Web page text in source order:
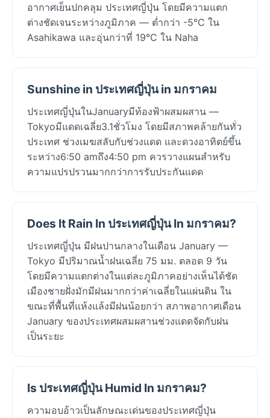
อากาศเย็นปกคลุม ประเทศญี่ปุ่น โดยมีความแตก
ต่างชัดเจนระหว่างภูมิภาค — ต่ำกว่า -5°C ใน
Asahikawa และอุ่นกว่าที่ 19°C ใน Naha
Sunshine in ประเทศญี่ปุ่น in มกราคม
ประเทศญี่ปุ่นในJanuaryมีท้องฟ้าผสมผสาน —
Tokyoมีแดดเฉลี่ย3.1ชั่วโมง โดยมีสภาพคล้ายกันทั่ว
ประเทศ ช่วงเมฆสลับกับช่วงแดด และดวงอาทิตย์ขึ้น
ระหว่าง6:50 amถึง4:50 pm ควรวางแผนสำหรับ
ความแปรปรวนมากกว่าการรับประกันแดด
Does It Rain In ประเทศญี่ปุ่น In มกราคม?
ประเทศญี่ปุ่น มีฝนปานกลางในเดือน January —
Tokyo มีปริมาณน้ำฝนเฉลี่ย 75 มม. ตลอด 9 วัน
โดยมีความแตกต่างในแต่ละภูมิภาคอย่างเห็นได้ชัด
เมืองชายฝั่งมักมีฝนมากกว่าค่าเฉลี่ยในแผ่นดิน ใน
ขณะที่พื้นที่แห้งแล้งมีฝนน้อยกว่า สภาพอากาศเดือน
January ของประเทศผสมผสานช่วงแดดจัดกับฝน
เป็นระยะ
Is ประเทศญี่ปุ่น Humid In มกราคม?
ความอบอ้าวเป็นลักษณะเด่นของประเทศญี่ปุ่น